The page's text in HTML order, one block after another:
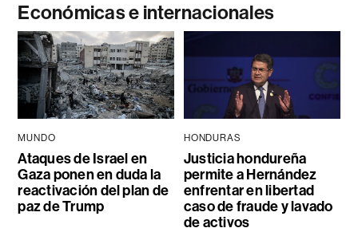
Económicas e internacionales
MUNDO
Ataques de Israel en
Gaza ponen en duda la
reactivación del plan de
paz de Trump
HONDURAS
Justicia hondureña
permite a Hernández
enfrentar en libertad
caso de fraude y lavado
de activos